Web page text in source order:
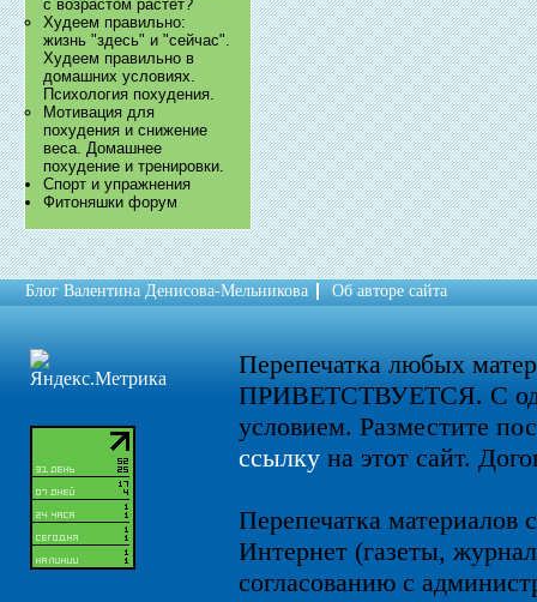
с возрастом растет?
Худеем правильно:
жизнь "здесь" и "сейчас".
Худеем правильно в
домашних условиях.
Психология похудения.
​Мотивация для
похудения и снижение
веса. Домашнее
похудение и тренировки.
Спорт и упражнения
Фитоняшки форум
Блог Валентина Денисова-Мельникова Об авторе сайта
Перепечатка любых
ПРИВЕТСТВУЕТСЯ. С
условием. Разместите
ссылкуна этот сайт.
Перепечатка материалов
Интернет (газеты,
согласованию с